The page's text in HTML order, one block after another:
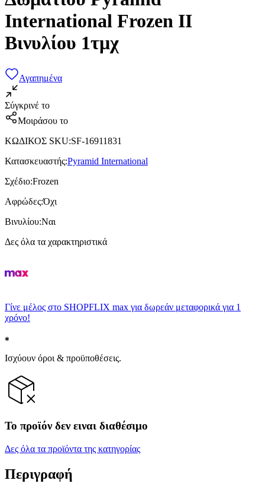
International Frozen II
Βινυλίου 1τμχ
Αγαπημένα
Σύγκρινέ το
Μοιράσου το
ΚΩΔΙΚΟΣ SKU:SF-16911831
Κατασκευαστής:Pyramid International
Σχέδιο:Frozen
Αφρώδες:Όχι
Βινυλίου:Ναι
Δες όλα τα χαρακτηριστικά
Γίνε μέλος στο SHOPFLIX max για δωρεάν μεταφορικά για 1
χρόνο!
Ισχύουν όροι & προϋποθέσεις.
Το προϊόν δεν ειναι διαθέσιμο
Δες όλα τα προϊόντα της κατηγορίας
Περιγραφή